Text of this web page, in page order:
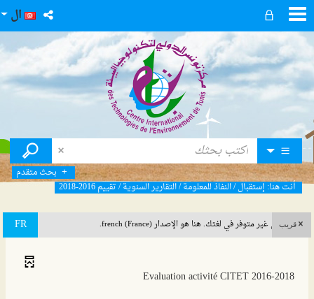
ال
بحث متقدم
أنت هنا: إستقبال/النفاذ للمعلومة/التقارير السنوية/تقييم 2016-2018
FR هذا المحتوى غير متوفر في لغتك. هنا هو الإصدار french (France).
قريب
Evaluation activité CITET 2016-2018